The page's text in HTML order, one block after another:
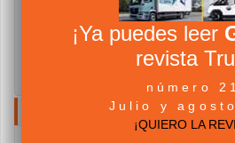
¡Ya puedes leer
revista
número
Julio y
¡QUIERO LA